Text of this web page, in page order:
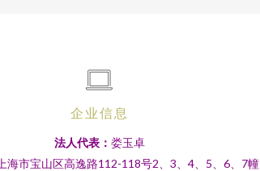
企业信息
法人代表： 娄玉卓
上海市宝山区高逸路112-118号2、3、4、5、6、7幢